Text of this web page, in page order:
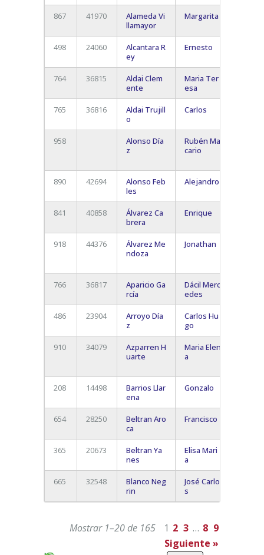
867 41970
Alameda Vi
llamayor
Margarita
498 24060
Alcantara R
ey
Ernesto
764 36815
Aldai Clem
ente
Maria Ter
esa
765 36816
Aldai Trujill
o
Carlos
958
Alonso Día
z
Rubén Ma
cario
890 42694
Alonso Feb
les
Alejandro
841 40858
Álvarez Ca
brera
Enrique
918 44376
Álvarez Me
ndoza
Jonathan
766 36817
Aparicio Ga
rcía
Dácil Merc
edes
486 23904
Arroyo Día
z
Carlos Hu
go
910 34079
Azparren H
uarte
Maria Elen
a
208 14498
Barrios Llar
ena
Gonzalo
654 28250
Beltran Aro
ca
Francisco
365 20673
Beltran Ya
nes
Elisa Mari
a
665 32548
Blanco Neg
rin
José Carlo
s
Mostrar 1–20 de 165 1 2 3 … 8 9
Siguiente »